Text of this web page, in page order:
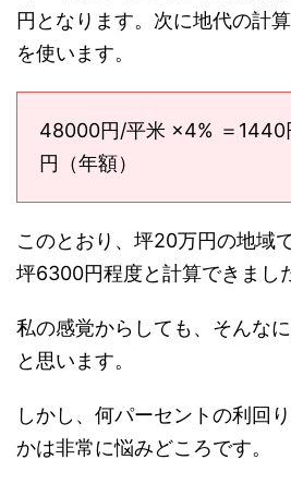
円となります。次に地代の計
を使います。
48000円/平米 ×4% ＝
円（年額）
このとおり、坪20万円の地域
坪6300円程度と計算できまし
私の感覚からしても、そんな
と思います。
しかし、何パーセントの利回
かは非常に悩みどころです。